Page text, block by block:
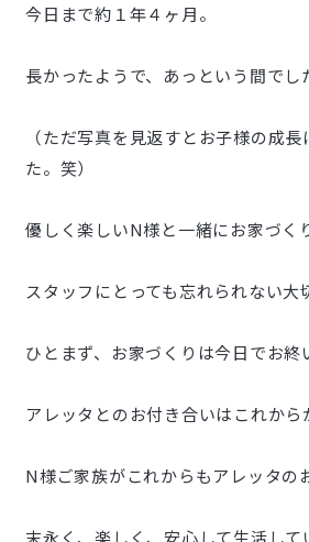
今日まで約１年４ヶ月。
長かったようで、あっという間でし
（ただ写真を見返すとお子様の成
た。笑）
優しく楽しいN様と一緒にお家づく
スタッフにとっても忘れられない大
ひとまず、お家づくりは今日でお終
アレッタとのお付き合いはこれから
N様ご家族がこれからもアレッタの
末永く、楽しく、安心して生活して